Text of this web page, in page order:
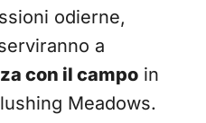
odierne,
a
con il campo in
Meadows.